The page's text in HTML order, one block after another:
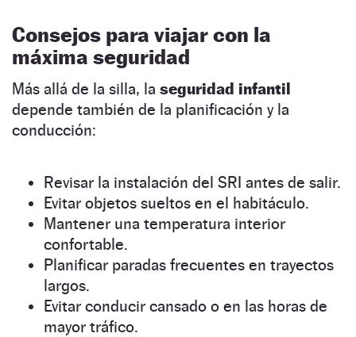
Consejos para viajar con la
máxima seguridad
Más allá de la silla, la seguridad infantil
depende también de la planificación y la
conducción:
Revisar la instalación del SRI antes de salir.
Evitar objetos sueltos en el habitáculo.
Mantener una temperatura interior
confortable.
Planificar paradas frecuentes en trayectos
largos.
Evitar conducir cansado o en las horas de
mayor tráfico.